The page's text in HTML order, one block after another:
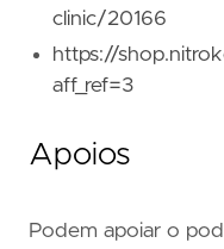
clinic/20166
https://
aff_ref=3
Apoios
Podem apoiar o